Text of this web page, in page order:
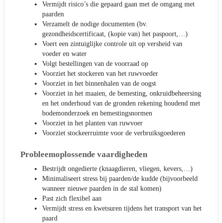
Vermijdt risico’s die gepaard gaan met de omgang met
paarden
Verzamelt de nodige documenten (bv.
gezondheidscertificaat, (kopie van) het paspoort,…)
Voert een zintuiglijke controle uit op versheid van
voeder en water
Volgt bestellingen van de voorraad op
Voorziet het stockeren van het ruwvoeder
Voorziet in het binnenhalen van de oogst
Voorziet in het maaien, de bemesting, onkruidbeheersing
en het onderhoud van de gronden rekening houdend met
bodemonderzoek en bemestingsnormen
Voorziet in het planten van ruwvoer
Voorziet stockeerruimte voor de verbruiksgoederen
Probleemoplossende vaardigheden
Bestrijdt ongedierte (knaagdieren, vliegen, kevers,…)
Minimaliseert stress bij paarden/de kudde (bijvoorbeeld
wanneer nieuwe paarden in de stal komen)
Past zich flexibel aan
Vermijdt stress en kwetsuren tijdens het transport van het
paard